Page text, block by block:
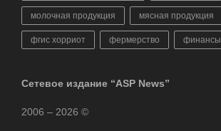
молочная продукция мясная продукция
фгис хорриот фермерство финансы
Сетевое издание “ASP News”
2006 – 2026 ©